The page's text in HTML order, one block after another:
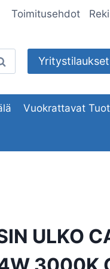
Toimitusehdot
Yritystilaukset
Vuokrattavat
ULKO